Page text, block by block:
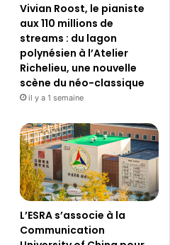
Vivian Roost, le pianiste
aux 110 millions de
streams : du lagon
polynésien à l’Atelier
Richelieu, une nouvelle
scène du néo-classique
il y a 1 semaine
L’ESRA s’associe à la
Communication